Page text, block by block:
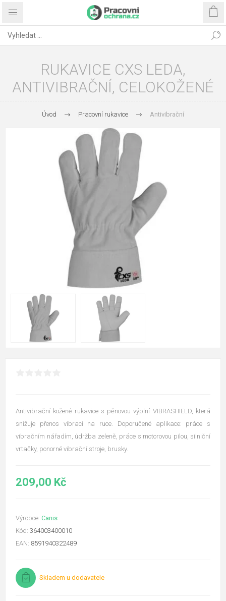
RUKAVICE CXS LEDA,
ANTIVIBRAČNÍ, CELOKOŽENÉ
Úvod Pracovní rukavice Antivibrační
Antivibrační kožené rukavice s pěnovou výplní VIBRASHIELD, která
snižuje přenos vibrací na ruce. Doporučené aplikace: práce s
vibračním nářadím, údržba zeleně, práce s motorovou pilou, silniční
vrtačky, ponorné vibrační stroje, brusky.
209,00 Kč
Výrobce: Canis
Kód: 364003400010
EAN: 8591940322489
Skladem u dodavatele